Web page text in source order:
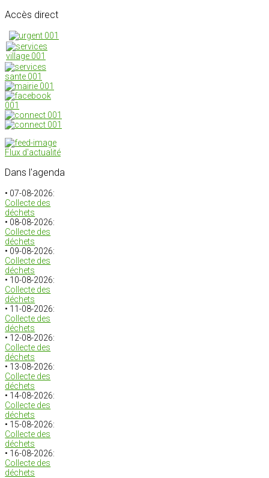
Accès direct
Flux d'actualité
Dans l'agenda
• 07-08-2026:
Collecte des
déchets
• 08-08-2026:
Collecte des
déchets
• 09-08-2026:
Collecte des
déchets
• 10-08-2026:
Collecte des
déchets
• 11-08-2026:
Collecte des
déchets
• 12-08-2026:
Collecte des
déchets
• 13-08-2026:
Collecte des
déchets
• 14-08-2026:
Collecte des
déchets
• 15-08-2026:
Collecte des
déchets
• 16-08-2026:
Collecte des
déchets